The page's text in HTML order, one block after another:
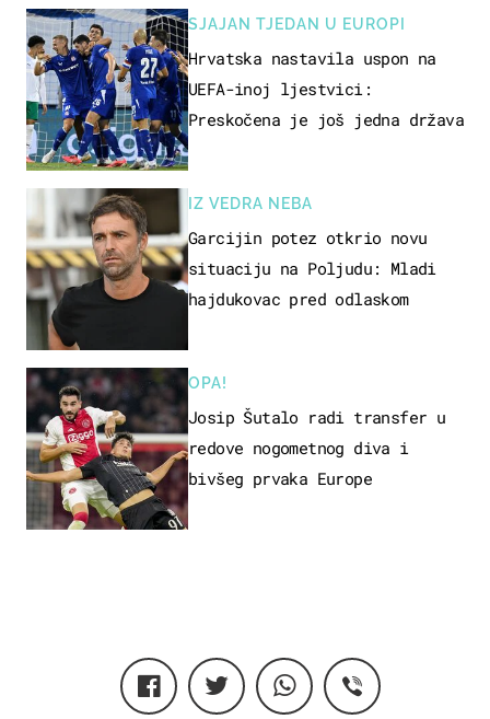
SJAJAN TJEDAN U EUROPI
Hrvatska nastavila uspon na
UEFA-inoj ljestvici:
Preskočena je još jedna država
IZ VEDRA NEBA
Garcijin potez otkrio novu
situaciju na Poljudu: Mladi
hajdukovac pred odlaskom
OPA!
Josip Šutalo radi transfer u
redove nogometnog diva i
bivšeg prvaka Europe